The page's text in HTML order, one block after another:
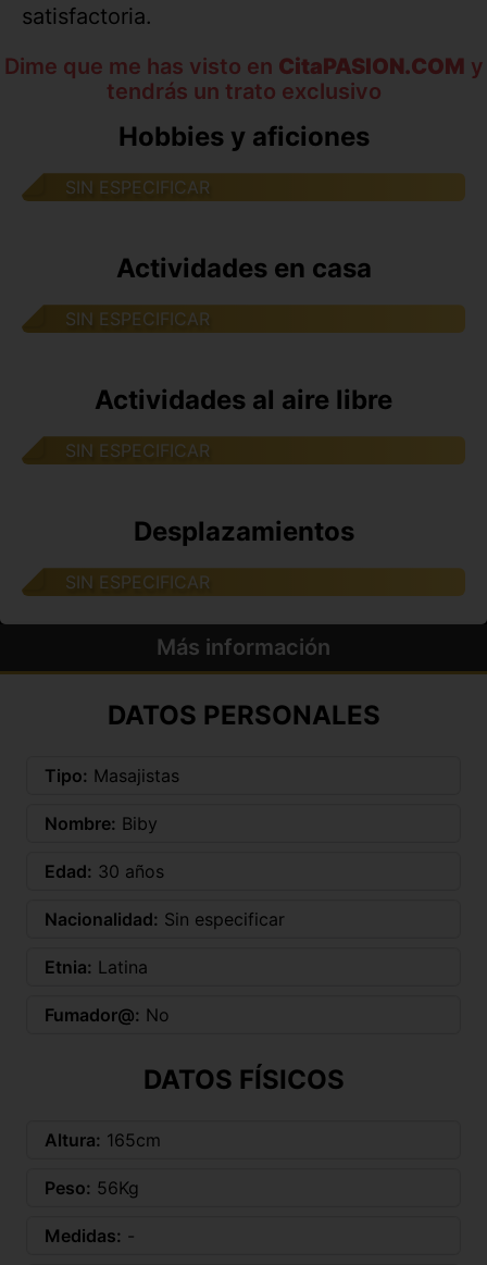
satisfactoria.
Dime que me has visto en CitaPASION.COM y
tendrás un trato exclusivo
Hobbies y aficiones
SIN ESPECIFICAR
Actividades en casa
SIN ESPECIFICAR
Actividades al aire libre
SIN ESPECIFICAR
Desplazamientos
SIN ESPECIFICAR
Más información
DATOS PERSONALES
Tipo: Masajistas
Nombre: Biby
Edad: 30 años
Nacionalidad: Sin especificar
Etnia: Latina
Fumador@: No
DATOS FÍSICOS
Altura: 165cm
Peso: 56Kg
Medidas: -